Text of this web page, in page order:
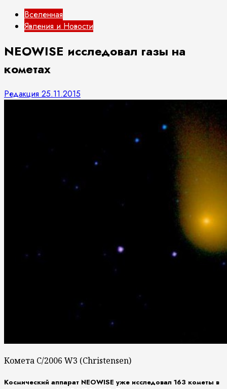
Вселенная
Явления и Новости
NEOWISE исследовал газы на
кометах
Редакция 25.11.2015
Комета C/2006 W3 (Christensen)
Космический аппарат NEOWISE уже исследовал 163 кометы в